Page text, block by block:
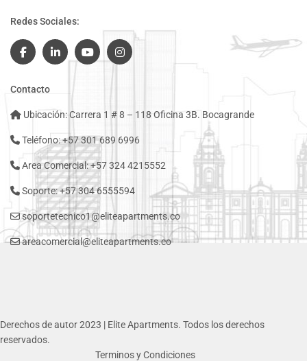
Redes Sociales:
Contacto
Ubicación: Carrera 1 # 8 – 118 Oficina 3B. Bocagrande
Teléfono: +57 301 689 6996
Area Comercial: +57 324 4215552
Soporte: +57 304 6555594
soportetecnico1@eliteapartments.co
areacomercial@eliteapartments.co
Derechos de autor 2023 | Elite Apartments. Todos los derechos
reservados.
Terminos y Condiciones